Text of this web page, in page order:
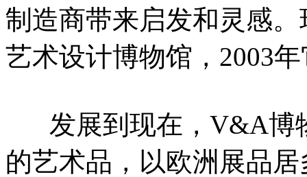
制造商带来启发和灵感
艺术设计博物馆，2003
发展到现在，V&A博
的艺术品，以欧洲展品